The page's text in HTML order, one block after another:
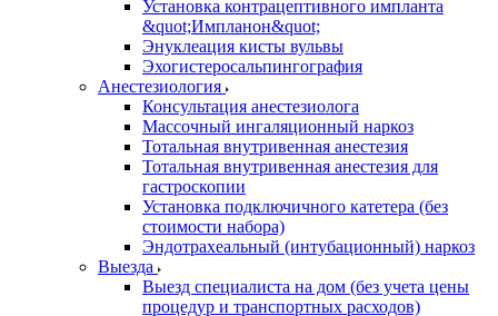
Установка контрацептивного импланта
&quot;Импланон&quot;
Энуклеация кисты вульвы
Эхогистеросальпингография
Анестезиология
Консультация анестезиолога
Массочный ингаляционный наркоз
Тотальная внутривенная анестезия
Тотальная внутривенная анестезия для
гастроскопии
Установка подключичного катетера (без
стоимости набора)
Эндотрахеальный (интубационный) наркоз
Выезда
Выезд специалиста на дом (без учета цены
процедур и транспортных расходов)